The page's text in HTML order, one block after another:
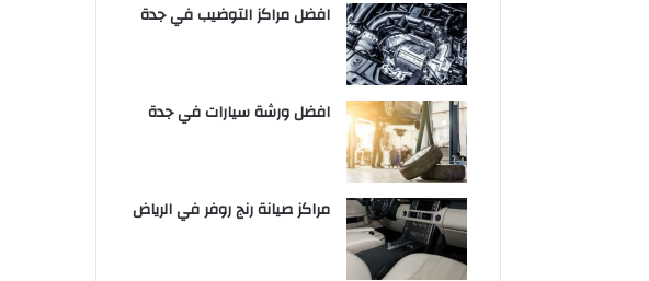
افضل مراكز التوضيب في جدة
افضل ورشة سيارات في جدة
مراكز صيانة رنج روفر في الرياض